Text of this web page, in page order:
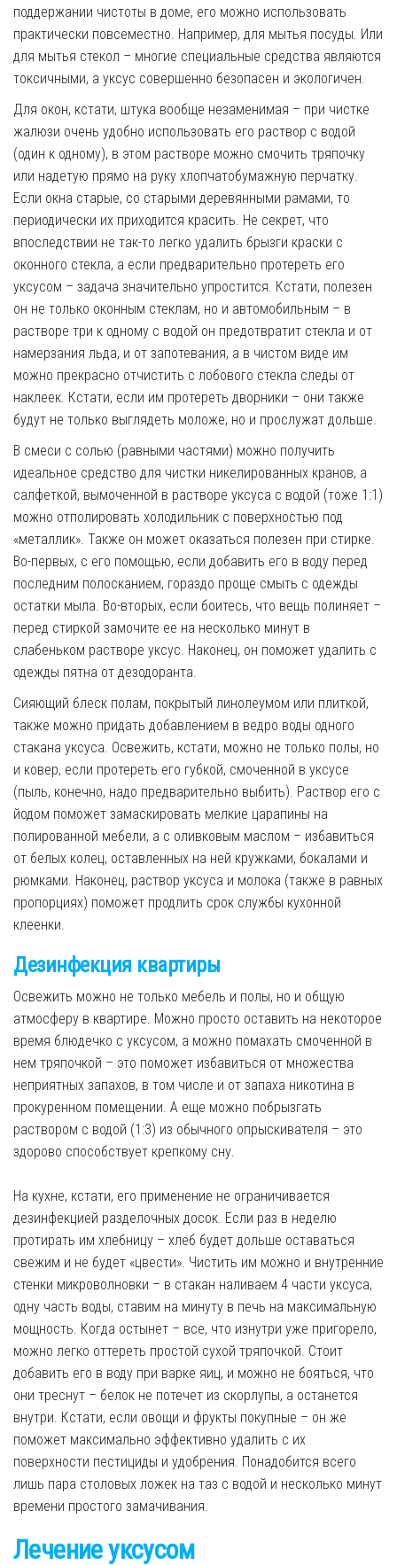
поддержании чистоты в доме, его можно использовать
практически повсеместно. Например, для мытья посуды. Или
для мытья стекол – многие специальные средства являются
токсичными, а уксус совершенно безопасен и экологичен.
Для окон, кстати, штука вообще незаменимая – при чистке
жалюзи очень удобно использовать его раствор с водой
(один к одному), в этом растворе можно смочить тряпочку
или надетую прямо на руку хлопчатобумажную перчатку.
Если окна старые, со старыми деревянными рамами, то
периодически их приходится красить. Не секрет, что
впоследствии не так-то легко удалить брызги краски с
оконного стекла, а если предварительно протереть его
уксусом – задача значительно упростится. Кстати, полезен
он не только оконным стеклам, но и автомобильным – в
растворе три к одному с водой он предотвратит стекла и от
намерзания льда, и от запотевания, а в чистом виде им
можно прекрасно отчистить с лобового стекла следы от
наклеек. Кстати, если им протереть дворники – они также
будут не только выглядеть моложе, но и прослужат дольше.
В смеси с солью (равными частями) можно получить
идеальное средство для чистки никелированных кранов, а
салфеткой, вымоченной в растворе уксуса с водой (тоже 1:1)
можно отполировать холодильник с поверхностью под
«металлик». Также он может оказаться полезен при стирке.
Во-первых, с его помощью, если добавить его в воду перед
последним полосканием, гораздо проще смыть с одежды
остатки мыла. Во-вторых, если боитесь, что вещь полиняет –
перед стиркой замочите ее на несколько минут в
слабеньком растворе уксус. Наконец, он поможет удалить с
одежды пятна от дезодоранта.
Сияющий блеск полам, покрытый линолеумом или плиткой,
также можно придать добавлением в ведро воды одного
стакана уксуса. Освежить, кстати, можно не только полы, но
и ковер, если протереть его губкой, смоченной в уксусе
(пыль, конечно, надо предварительно выбить). Раствор его с
йодом поможет замаскировать мелкие царапины на
полированной мебели, а с оливковым маслом – избавиться
от белых колец, оставленных на ней кружками, бокалами и
рюмками. Наконец, раствор уксуса и молока (также в равных
пропорциях) поможет продлить срок службы кухонной
клеенки.
Дезинфекция квартиры
Освежить можно не только мебель и полы, но и общую
атмосферу в квартире. Можно просто оставить на некоторое
время блюдечко с уксусом, а можно помахать смоченной в
нем тряпочкой – это поможет избавиться от множества
неприятных запахов, в том числе и от запаха никотина в
прокуренном помещении. А еще можно побрызгать
раствором с водой (1:3) из обычного опрыскивателя – это
здорово способствует крепкому сну.
На кухне, кстати, его применение не ограничивается
дезинфекцией разделочных досок. Если раз в неделю
протирать им хлебницу – хлеб будет дольше оставаться
свежим и не будет «цвести». Чистить им можно и внутренние
стенки микроволновки – в стакан наливаем 4 части уксуса,
одну часть воды, ставим на минуту в печь на максимальную
мощность. Когда остынет – все, что изнутри уже пригорело,
можно легко оттереть простой сухой тряпочкой. Стоит
добавить его в воду при варке яиц, и можно не бояться, что
они треснут – белок не потечет из скорлупы, а останется
внутри. Кстати, если овощи и фрукты покупные – он же
поможет максимально эффективно удалить с их
поверхности пестициды и удобрения. Понадобится всего
лишь пара столовых ложек на таз с водой и несколько минут
времени простого замачивания.
Лечение уксусом